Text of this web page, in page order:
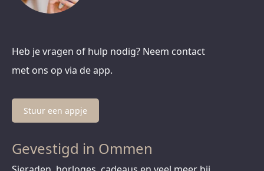
Heb je vragen of hulp nodig? Neem contact
met ons op via de app.
Stuur een appje
Gevestigd in Ommen